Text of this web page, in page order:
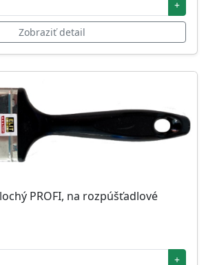
+
Zobraziť detail
PROFI, na rozpúšťadlové
+